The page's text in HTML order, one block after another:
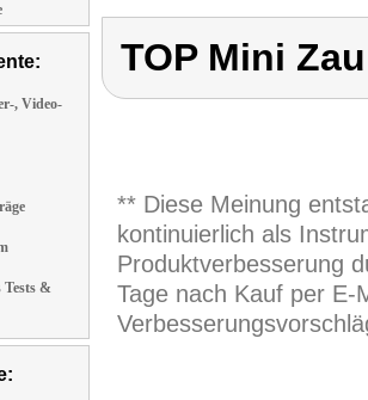
, Video-
Tests &
TOP Mini
** Diese Meinung
kontinuierlich als
Produktverbesserung
Tage nach Kauf per E-